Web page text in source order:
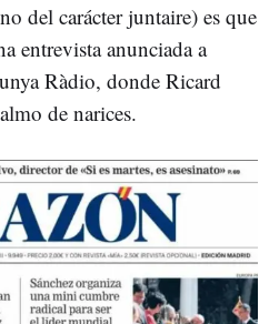
del carácter juntaire) es que
entrevista anunciada a
Ràdio, donde Ricard
de narices.